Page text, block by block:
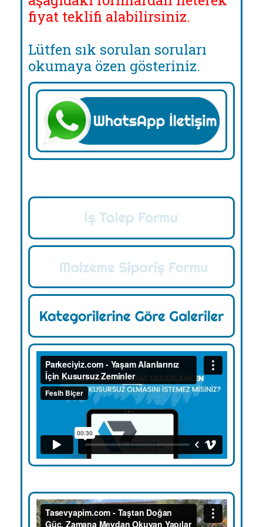
fiyat teklifi alabilirsiniz.
Lütfen sık sorulan soruları
okumaya özen gösteriniz.